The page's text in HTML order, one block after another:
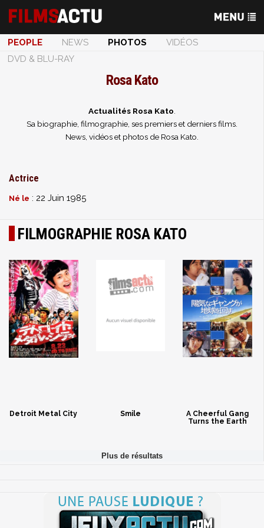
PEOPLE NEWS PHOTOS
VIDÉOS
DVD & BLU-RAY
Rosa Kato
Actualités Rosa Kato
Sa biographie, filmographie, ses premiers et derniers films.
News, vidéos et photos de Rosa Kato.
Actrice
Né le : 22 Juin 1985
FILMOGRAPHIE ROSA KATO
Detroit Metal City Smile
A Cheerful Gang
Turns the Earth